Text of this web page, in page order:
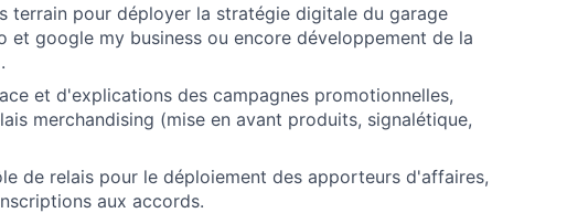
terrain pour déployer la stratégie digitale du garage
et google my business ou encore développement de la
et d'explications des campagnes promotionnelles,
merchandising (mise en avant produits, signalétique,
de relais pour le déploiement des apporteurs d'affaires,
aux accords.